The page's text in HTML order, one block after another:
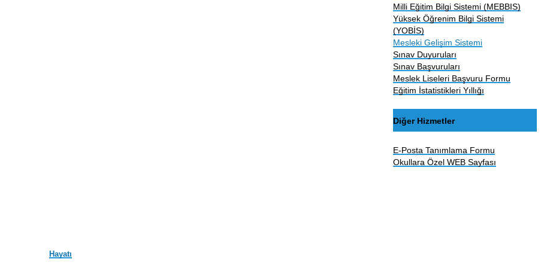
Milli Eğitim Bilgi Sistemi (MEBBIS)
Yüksek Öğrenim Bilgi Sistemi
(YOBİS)
Mesleki Gelişim Sistemi
Sınav Duyuruları
Sınav Başvuruları
Meslek Liseleri Başvuru Formu
Eğitim İstatistikleri Yıllığı
Diğer Hizmetler
E-Posta Tanımlama Formu
Okullara Özel WEB Sayfası
Hayatı